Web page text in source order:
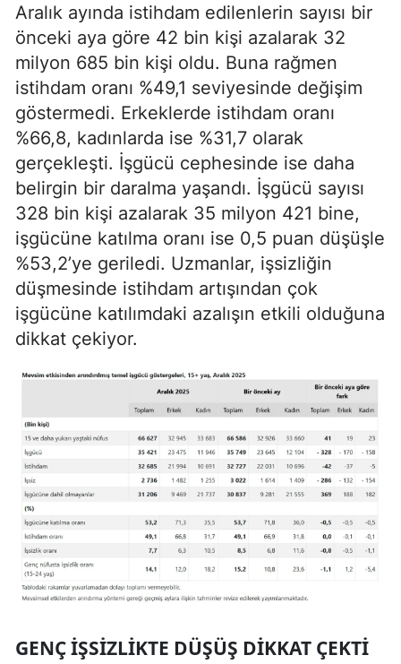
Aralık ayında istihdam edilenlerin sayısı bir
önceki aya göre 42 bin kişi azalarak 32
milyon 685 bin kişi oldu. Buna rağmen
istihdam oranı %49,1 seviyesinde değişim
göstermedi. Erkeklerde istihdam oranı
%66,8, kadınlarda ise %31,7 olarak
gerçekleşti. İşgücü cephesinde ise daha
belirgin bir daralma yaşandı. İşgücü sayısı
328 bin kişi azalarak 35 milyon 421 bine,
işgücüne katılma oranı ise 0,5 puan düşüşle
%53,2’ye geriledi. Uzmanlar, işsizliğin
düşmesinde istihdam artışından çok
işgücüne katılımdaki azalışın etkili olduğuna
dikkat çekiyor.
GENÇ IŞSIZLIKTE DÜŞÜŞ DIKKAT ÇEKTI